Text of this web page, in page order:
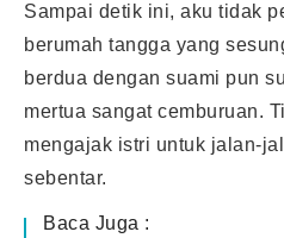
Sampai detik ini, aku tidak
berumah tangga yang
berdua dengan suami pun
mertua sangat cemburuan.
mengajak istri untuk jalan-
sebentar.
Baca Juga :